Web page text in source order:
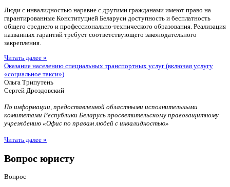
Люди с инвалидностью наравне с другими гражданами имеют право на
гарантированные Конституцией Беларуси доступность и бесплатность
общего среднего и профессионально-технического образования. Реализация
названных гарантий требует соответствующего законодательного
закрепления.
Читать далее »
Оказание населению специальных транспортных услуг (включая услугу
«социальное такси»)
Ольга Трипутень
Сергей Дроздовский
По информации, предоставленной областными исполнительными
комитетами Республики Беларусь просветительскому правозащитному
учреждению «Офис по правам людей с инвалидностью»
Читать далее »
Вопрос юристу
Вопрос